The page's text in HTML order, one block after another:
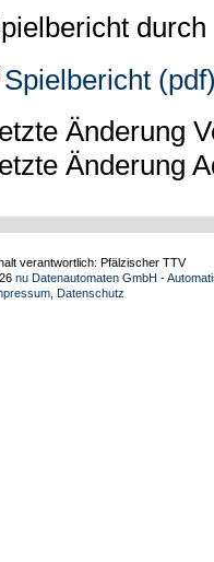
Spielbericht
Änderung
Änderung
verantwortlich: Pfälzischer TTV
nu Datenautomaten GmbH -
Datenschutz